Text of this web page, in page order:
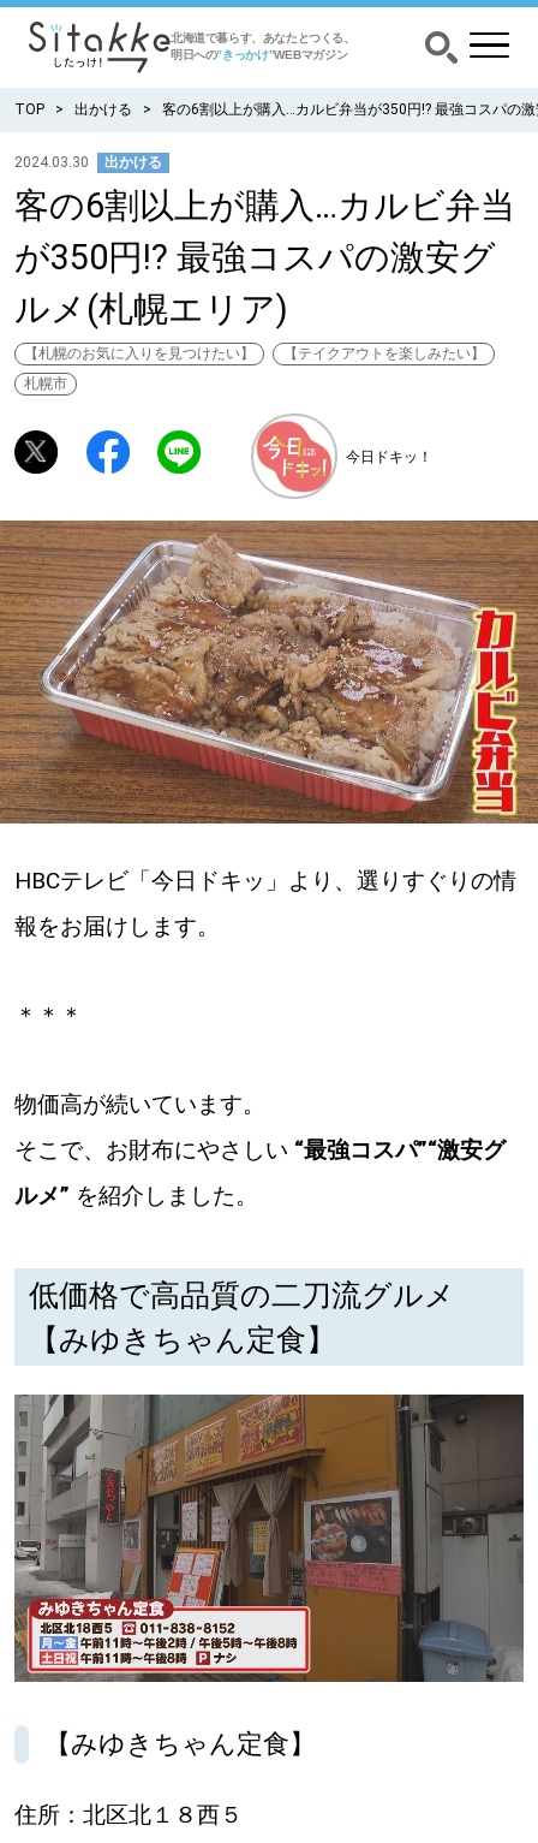
北海道で暮らす、あなたとつくる、
明日への”きっかけ”WEBマガジン
CATEGORY カテゴリー
食べる
出かける
みがく
育む
深める
ゆるむ
SitakkeTV
LOCAL ローカルエリア
札幌
道央
KEYWORD キーワード
Sitakke編集部あい
【いろんな価値観や生き方に触れたい】
Sitakke編集部 IKU 【まったり楽しみたい】
【暮らしの知恵を身につけたい】 札幌市
【札幌のお気に入りを見つけたい】
【道央のお気に入りを見つけたい】
【道北のお気に入りを見つけたい】
【道東のお気に入りを見つけたい】
TOP 出かける 客の6割以上が購入…カルビ弁当が350円!? 最強コスパの
2024.03.30 出かける
客の6割以上が購入…カルビ弁当
が350円!? 最強コスパの激安グ
ルメ(札幌エリア)
【札幌のお気に入りを見つけたい】
【テイクアウトを楽しみたい】
札幌市
今日ドキッ！
HBCテレビ「今日ドキッ」より、選りすぐりの情
報をお届けします。
＊＊＊
物価高が続いています。
そこで、お財布にやさしい “最強コスパ”“激安グ
ルメ” を紹介しました。
低価格で高品質の二刀流グルメ
【みゆきちゃん定食】
【みゆきちゃん定食】
住所：北区北１８西５